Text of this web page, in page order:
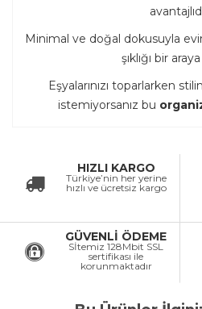
Minimal ve doğal dokusuyla
şıklığı bir
Eşyalarınızı toparlarken
istemiyorsanız bu
HIZLI KARGO
Türkiye’nin her yerine
hızlı ve ücretsiz kargo
GÜVENLİ ÖDEME
Sİtemiz 128Mbit SSL
sertifikası ile
korunmaktadır